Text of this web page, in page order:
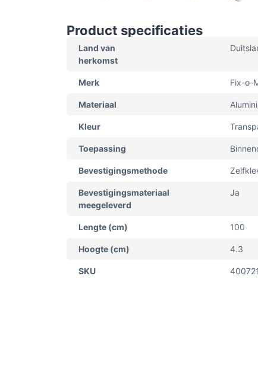
Product specificaties
Land van
herkomst
Merk Fix-o-
Materiaal
Kleur
Toepassing
Bevestigingsmethode
Bevestigingsmateriaal
meegeleverd
Ja
Lengte (cm) 100
Hoogte (cm) 4.3
SKU